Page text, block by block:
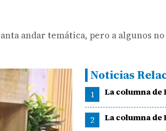
andar temática, pero a algunos
Noticias
1 La columna de
2 La columna de